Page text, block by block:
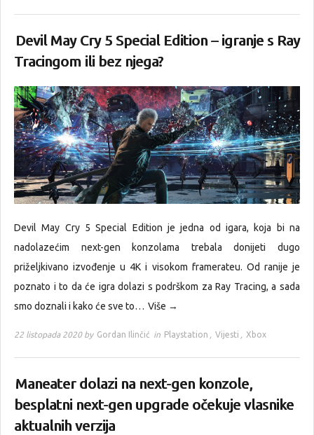
Devil May Cry 5 Special Edition – igranje s Ray
Tracingom ili bez njega?
Devil May Cry 5 Special Edition je jedna od igara, koja bi na
nadolazećim next-gen konzolama trebala donijeti dugo
priželjkivano izvođenje u 4K i visokom framerateu. Od ranije je
poznato i to da će igra dolazi s podrškom za Ray Tracing, a sada
smo doznali i kako će sve to… Više →
22 listopada 2020 by Gordan Ilinčić in Playstation , Vijesti , Xbox
Maneater dolazi na next-gen konzole,
besplatni next-gen upgrade očekuje vlasnike
aktualnih verzija